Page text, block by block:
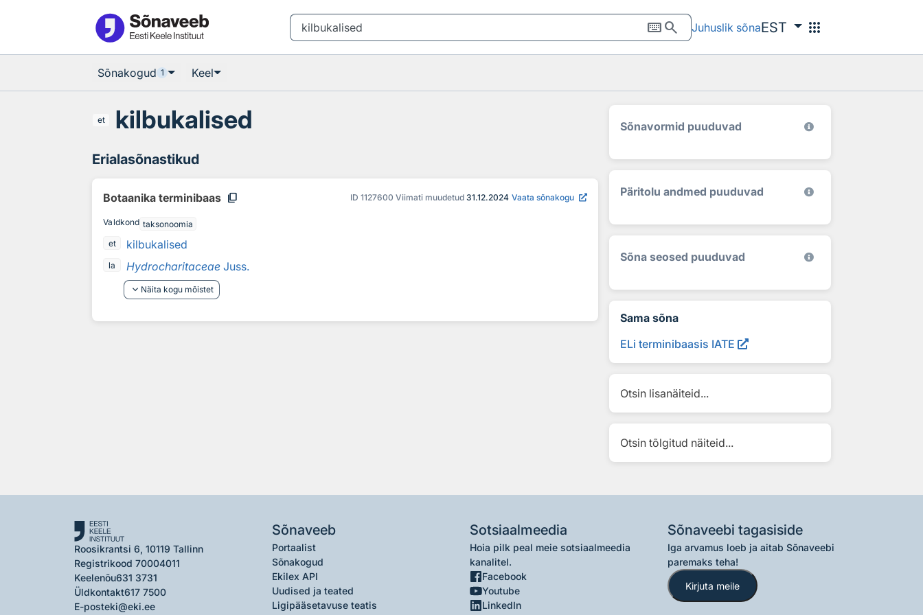
keyboardsearch Juhuslik sõnaEST apps
Sõnakogud 1 Keel
et kilbukalised
Erialasõnastikud
Botaanika terminibaas content_copy ID 1127600 Viimati muudetud 31.12.2024 Vaata sõnakogu
Valdkond taksonoomia
et
kilbukalised
la Hydrocharitaceae Juss.
keyboard_arrow_down Näita kogu mõistet
Sõnavormid puuduvad
Päritolu andmed puuduvad
Sõna seosed puuduvad
Sama sõna
ELi terminibaasis IATE
Otsin lisanäiteid...
Otsin tõlgitud näiteid...
Roosikrantsi 6, 10119 Tallinn
Registrikood 70004011
Keelenõu631 3731
Üldkontakt617 7500
E-posteki@eki.ee
Sõnaveeb
Portaalist
Sõnakogud
Ekilex API
Uudised ja teated
Ligipääsetavuse teatis
Sotsiaalmeedia
Hoia pilk peal meie sotsiaalmeedia
kanalitel.
Facebook
Youtube
LinkedIn
Sõnaveebi tagasiside
Iga arvamus loeb ja aitab Sõnaveebi
paremaks teha!
Kirjuta meile